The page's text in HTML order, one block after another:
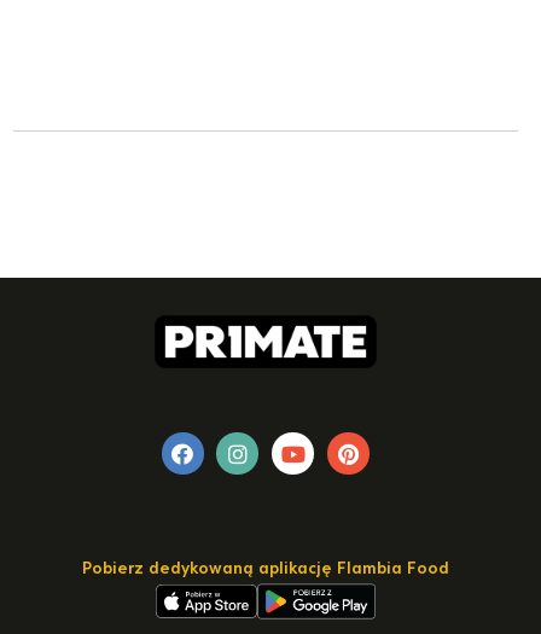
Pobierz dedykowaną aplikację Flambia Food